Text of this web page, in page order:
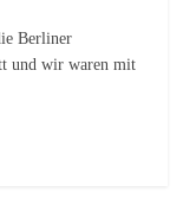
Berliner
und wir waren mit